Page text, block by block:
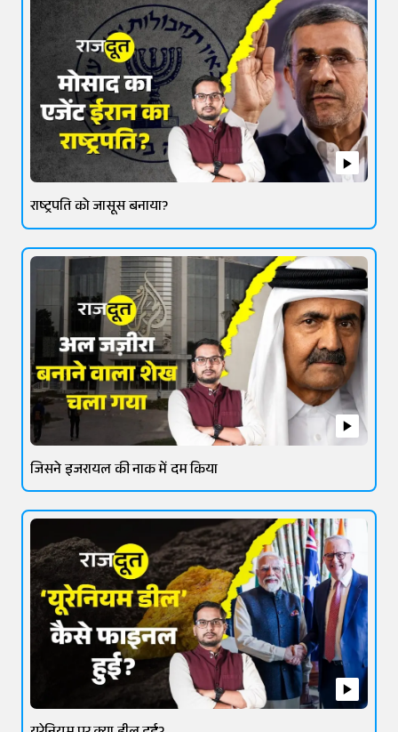
राष्ट्रपति को जासूस बनाया?
जिसने इजरायल की नाक में दम किया